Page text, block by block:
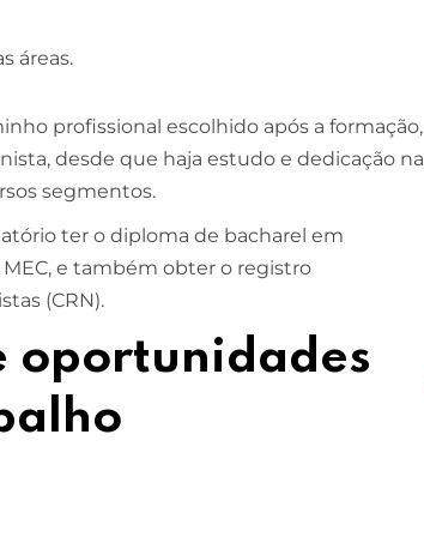
áreas.
profissional escolhido após a formação,
desde que haja estudo e dedicação na
segmentos.
ter o diploma de bacharel em
e também obter o registro
(CRN).
oportunidades
ESCOLA DE NEGÓCIOS
Gerenciais
2 ANOS
INSCREVA-SE!